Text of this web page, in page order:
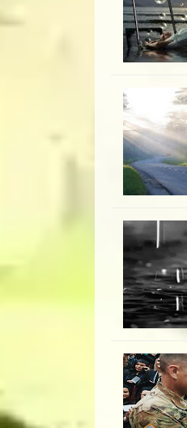
Ru- Nhật
Trở về Đà
Mưa sầu-
Niềm vui